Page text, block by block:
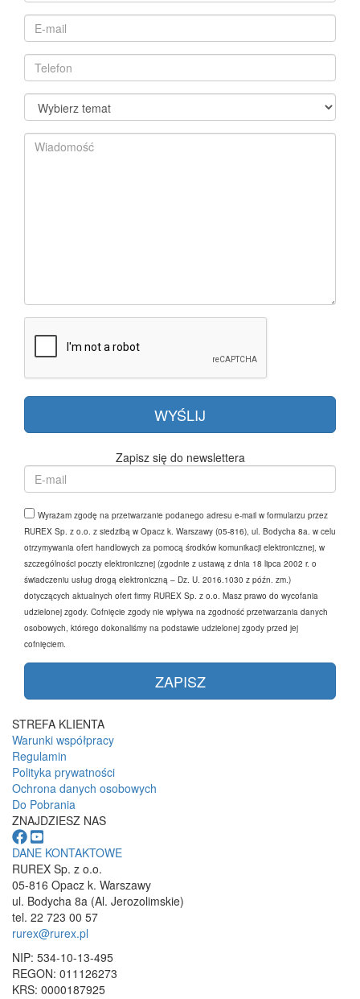
Zapisz się do newslettera
Wyrażam zgodę na przetwarzanie podanego adresu e-mail w formularzu przez
RUREX Sp. z o.o. z siedzibą w Opacz k. Warszawy (05-816), ul. Bodycha 8a. w celu
otrzymywania ofert handlowych za pomocą środków komunikacji elektronicznej, w
szczególności poczty elektronicznej (zgodnie z ustawą z dnia 18 lipca 2002 r. o
świadczeniu usług drogą elektroniczną – Dz. U. 2016.1030 z późn. zm.)
dotyczących aktualnych ofert firmy RUREX Sp. z o.o. Masz prawo do wycofania
udzielonej zgody. Cofnięcie zgody nie wpływa na zgodność przetwarzania danych
osobowych, którego dokonaliśmy na podstawie udzielonej zgody przed jej
cofnięciem.
STREFA KLIENTA
Warunki współpracy
Regulamin
Polityka prywatności
Ochrona danych osobowych
Do Pobrania
ZNAJDZIESZ NAS
DANE KONTAKTOWE
RUREX Sp. z o.o.
05-816 Opacz k. Warszawy
ul. Bodycha 8a (Al. Jerozolimskie)
tel. 22 723 00 57
rurex@rurex.pl
NIP: 534-10-13-495
REGON: 011126273
KRS: 0000187925